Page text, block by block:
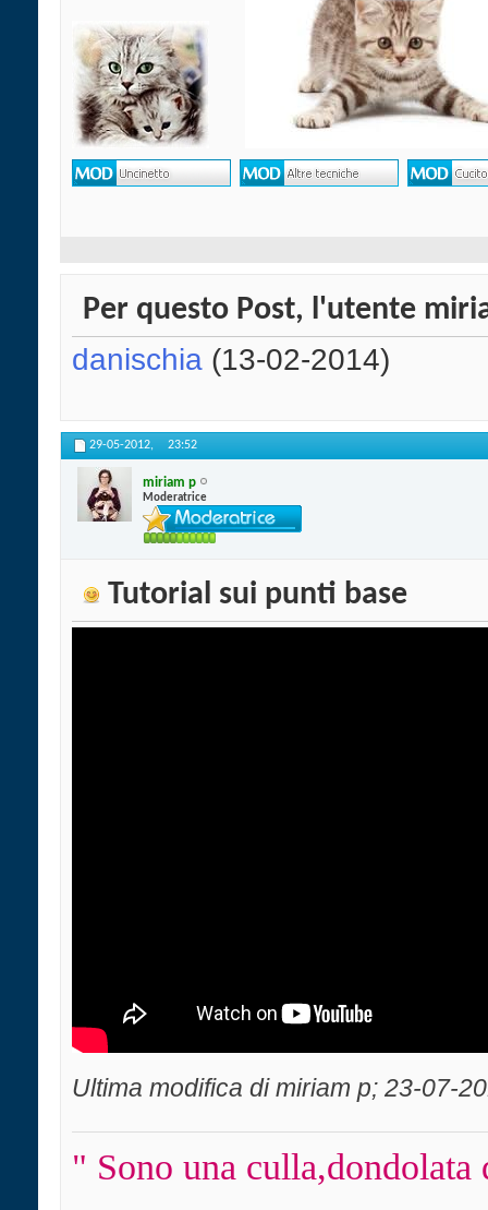
Per questo Post, l'utente
danischia (13-02-2014)
29-05-2012, 23:52
miriam p
Moderatrice
Tutorial sui punti base
Ultima modifica di miriam p; 23-07-
" Sono una